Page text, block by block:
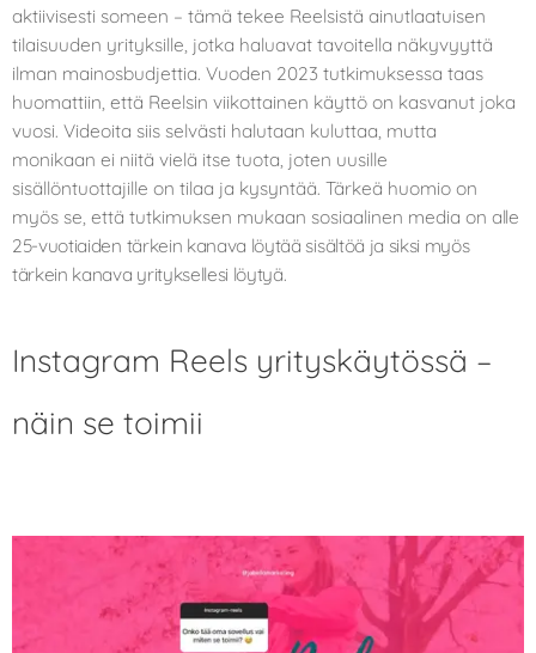
aktiivisesti someen – tämä tekee Reelsistä ainutlaatuisen
tilaisuuden yrityksille, jotka haluavat tavoitella näkyvyyttä
ilman mainosbudjettia. Vuoden 2023 tutkimuksessa taas
huomattiin, että Reelsin viikottainen käyttö on kasvanut joka
vuosi. Videoita siis selvästi halutaan kuluttaa, mutta
monikaan ei niitä vielä itse tuota, joten uusille
sisällöntuottajille on tilaa ja kysyntää. Tärkeä huomio on
myös se, että tutkimuksen mukaan sosiaalinen media on alle
25-vuotiaiden tärkein kanava löytää sisältöä ja siksi myös
tärkein kanava yrityksellesi löytyä.
Instagram Reels yrityskäytössä –
näin se toimii